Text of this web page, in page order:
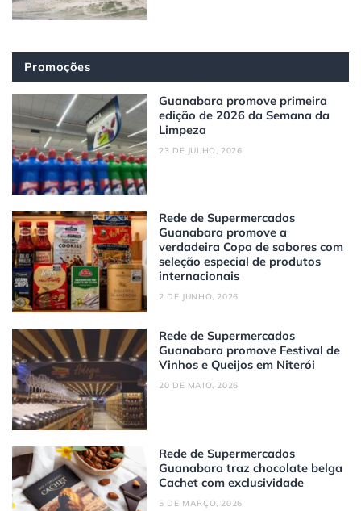
Promoções
Guanabara promove primeira
edição de 2026 da Semana da
Limpeza
23 DE JULHO, 2026
Rede de Supermercados
Guanabara promove a
verdadeira Copa de sabores com
seleção especial de produtos
internacionais
2 DE JUNHO, 2026
Rede de Supermercados
Guanabara promove Festival de
Vinhos e Queijos em Niterói
20 DE MAIO, 2026
Rede de Supermercados
Guanabara traz chocolate belga
Cachet com exclusividade
5 DE MARÇO, 2026